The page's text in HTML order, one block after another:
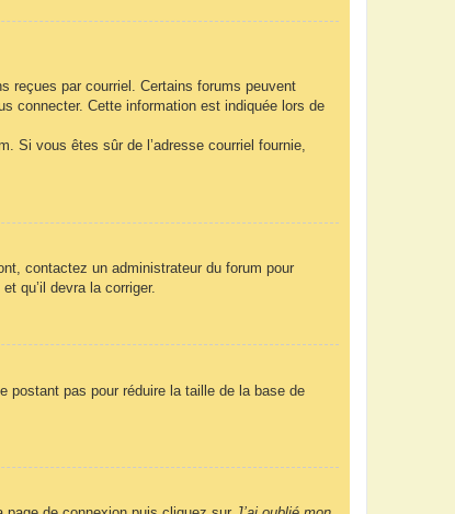
reçues par courriel. Certains forums peuvent
connecter. Cette information est indiquée lors de
Si vous êtes sûr de l’adresse courriel fournie,
contactez un administrateur du forum pour
qu’il devra la corriger.
postant pas pour réduire la taille de la base de